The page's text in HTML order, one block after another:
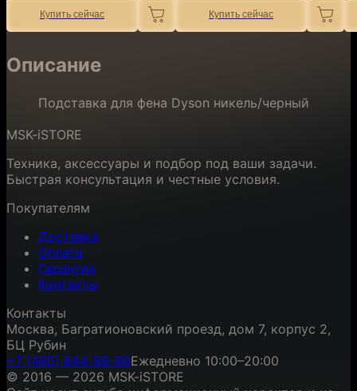
Купить сейчас Купить сейчас
Описание
Подставка для фена Dyson никель/черный
MSK-iSTORE
Техника, аксессуары и подбор под ваши задачи.
Быстрая консультация и честные условия.
Покупателям
Доставка
Оплата
Гарантия
Контакты
Контакты
Москва, Багратионовский проезд, дом 7, корпус 2,
БЦ Рубин
+7 (495) 844-88-88Ежедневно 10:00–20:00
© 2016 — 2026 MSK-iSTORE